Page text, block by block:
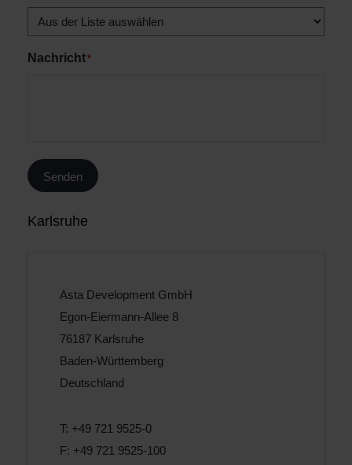
Nachricht*
Senden
Karlsruhe
Asta Development GmbH
Egon-Eiermann-Allee 8
76187 Karlsruhe
Baden-Württemberg
Deutschland
T: +49 721 9525-0
F: +49 721 9525-100